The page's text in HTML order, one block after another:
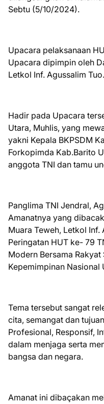
Sebtu (5/10/2024).
Upacara pelaksanaan
Upacara dipimpin oleh
Letkol Inf. Agussalim Tuo.
Hadir pada Upacara
Utara, Muhlis, yang
yakni Kepala BKPSDM
Forkopimda Kab.Barito
anggota TNI dan tamu
Panglima TNI Jendral,
Amanatnya yang
Muara Teweh, Letkol
Peringatan HUT ke- 79
Modern Bersama
Kepemimpinan Nasional
Tema tersebut sangat
cita, semangat dan
Profesional, Responsif,
dalam menjaga serta
bangsa dan negara.
Amanat ini dibaçakan